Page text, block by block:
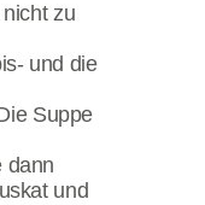
zu
und die
Suppe
dann
und